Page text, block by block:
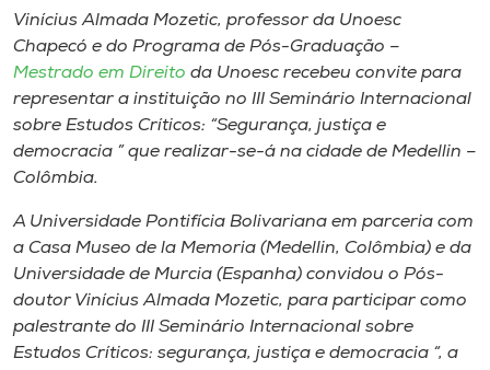
Selecione
o idioma
A+
A-
Vinícius Almada Mozetic, professor da Unoesc
Chapecó e do Programa de Pós-Graduação –
Mestrado em Direito da Unoesc recebeu convite para
representar a instituição no III Seminário Internacional
sobre Estudos Críticos: “Segurança, justiça e
democracia ” que realizar-se-á na cidade de Medellin –
Colômbia.
A Universidade Pontifícia Bolivariana em parceria com
a Casa Museo de la Memoria (Medellin, Colômbia) e da
Universidade de Murcia (Espanha) convidou o Pós-
doutor Vinícius Almada Mozetic, para participar como
palestrante do III Seminário Internacional sobre
Estudos Críticos: segurança, justiça e democracia “, a